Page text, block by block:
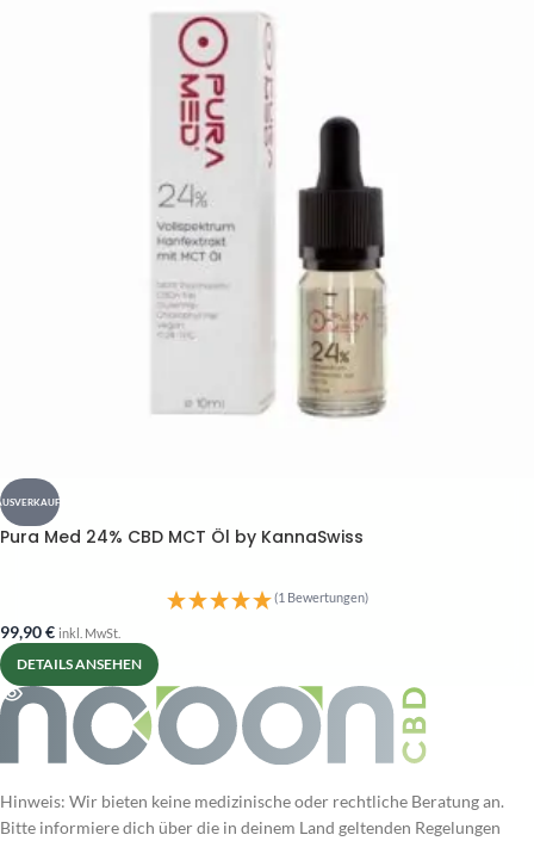
Pura Med 24% CBD MCT Öl by KannaSwiss
99,90€ inkl. MwSt.
DETAILS ANSEHEN
(1 Bewertungen)
Hinweis: Wir bieten keine medizinische oder rechtliche Beratung an.
Bitte informiere dich über die in deinem Land geltenden Regelungen